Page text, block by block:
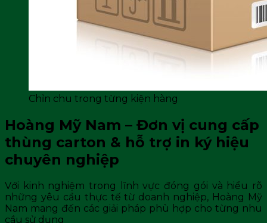
Chỉn chu trong từng kiện hàng
Hoàng Mỹ Nam – Đơn vị cung cấp
thùng carton & hỗ trợ in ký hiệu
chuyên nghiệp
Với kinh nghiệm trong lĩnh vực đóng gói và hiểu rõ
những yêu cầu thực tế từ doanh nghiệp, Hoàng Mỹ
Nam mang đến các giải pháp phù hợp cho từng nhu
cầu sử dụng